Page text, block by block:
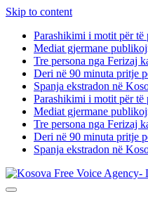
Skip to content
Parashikimi i motit për të
Mediat gjermane
Tre persona nga Ferizaj
Deri në 90 minuta pritje
Spanja ekstradon në
Parashikimi i motit për të
Mediat gjermane
Tre persona nga Ferizaj
Deri në 90 minuta pritje
Spanja ekstradon në